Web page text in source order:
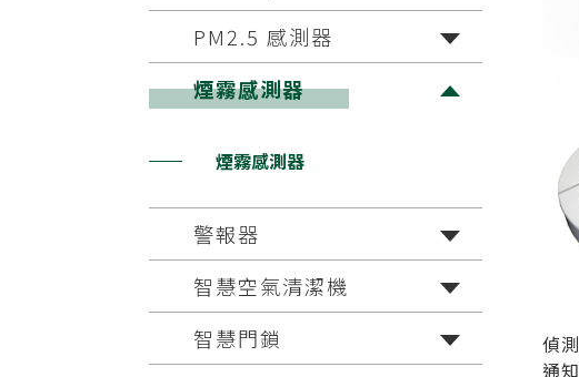
PM2.5 感測器
煙霧感測器
煙霧感測器
警報器
智慧空氣清潔機
智慧門鎖
偵
通